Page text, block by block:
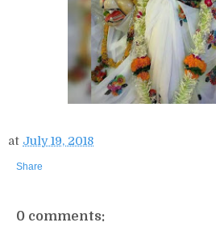
at July 19, 2018
Share
0 comments: